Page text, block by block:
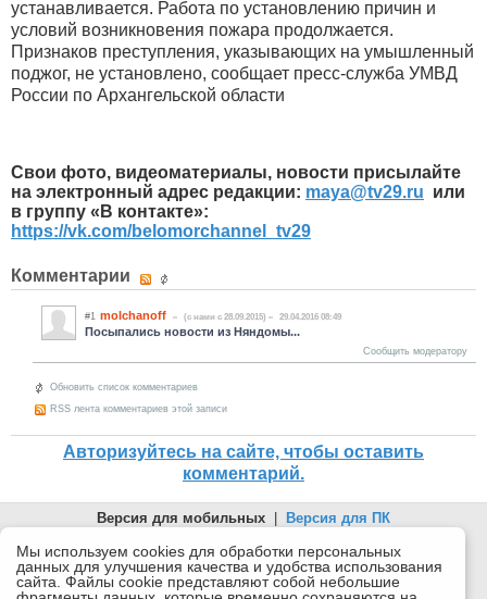
устанавливается. Работа по установлению причин и
условий возникновения пожара продолжается.
Признаков преступления, указывающих на умышленный
поджог, не установлено, сообщает пресс-служба УМВД
России по Архангельской области
Cвои фото, видеоматериалы, новости присылайте
на электронный адрес редакции: maya@tv29.ru или
в группу «В контакте»:
https://vk.com/belomorchannel_tv29
Комментарии
#1 molchanoff (c нами с 28.09.2015) 29.04.2016 08:49
Посыпались новости из Няндомы...
Сообщить модератору
Обновить список комментариев
RSS лента комментариев этой записи
Авторизуйтесь на сайте, чтобы оставить
комментарий.
Версия для мобильных
Версия для ПК
© 2026 Беломорканал Северодвинск tv29.ru
Joomla!is Free Software released under the GNU General Public
License.
Мы используем cookies для обработки персональных
данных для улучшения качества и удобства использования
сайта. Файлы cookie представляют собой небольшие